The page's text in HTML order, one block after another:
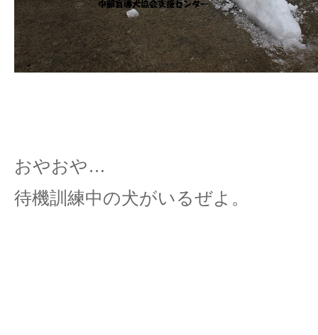
おやおや…
待機訓練中の犬がいるぜよ。